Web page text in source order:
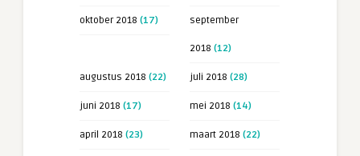
oktober 2018 (17) september
2018 (12)
augustus 2018 (22) juli 2018 (28)
juni 2018 (17) mei 2018 (14)
april 2018 (23) maart 2018 (22)